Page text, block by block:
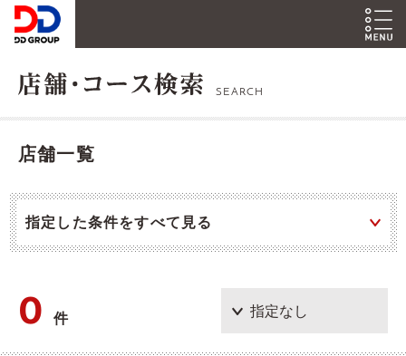
SEARCH
店舗一覧
指定した条件をすべて見る
0件